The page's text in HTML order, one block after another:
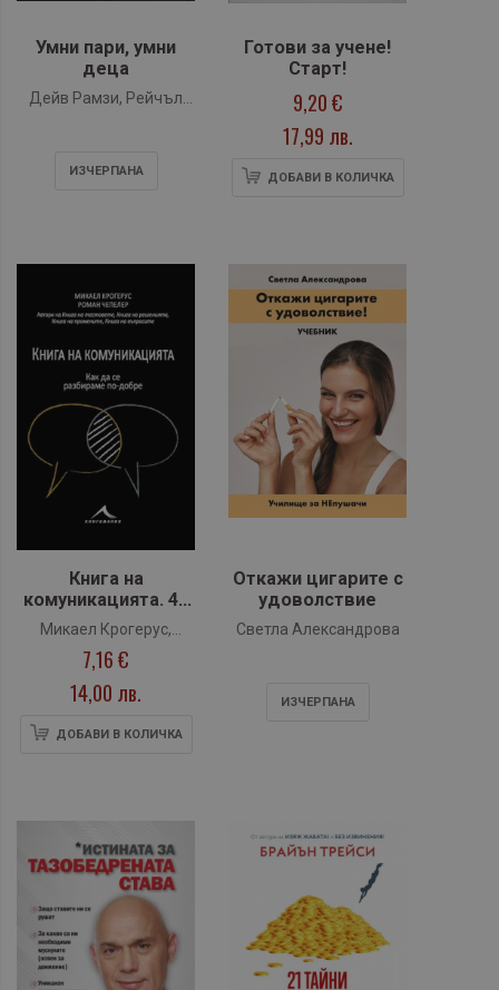
Умни пари, умни
деца
Дейв Рамзи, Рейчъл
ИЗЧЕРПАНA
Готови за учене!
Старт!
9,20 €
17,99 лв.
ДОБАВИ В КОЛИЧКА
Книга на
комуникацията. 43
идеи как да
общуваме по-
добре
Микаел Крогерус,
Роман Чепелер
7,16 €
14,00 лв.
ДОБАВИ В КОЛИЧКА
Откажи цигарите с
удоволствие
Светла Александрова
ИЗЧЕРПАНA